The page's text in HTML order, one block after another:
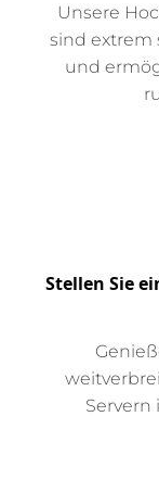
Unsere
sind extrem
und
Stellen Sie
Servern